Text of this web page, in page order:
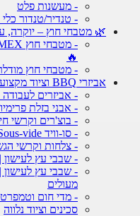
- מעשנות פלט
- טנדיר/טנדור כלי
🌿 מטבחי חוץ – יוקרה,
- מטבחי חוץ מודלרים
אביזרי BBQ וציוד מקצועי לגריל מעשנות טאבון וטיפול בבשר
- אביזרים לעבודה עם
- אבני בזלת פרימיום
- בוצ'רים וקרשי
- סו-וויד Sous-vide
- צלחות וקרשי הגשה
- שבבי עץ לעישון |
- שבבי עץ לעישון |
מעולים
- מדי חום וטמפרטורה
סכינים וציוד נלווה